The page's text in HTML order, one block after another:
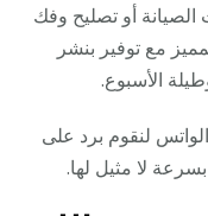
أو تصليح وفك
مع توفير بنشر
لنقوم برد على
لا مثيل لها.